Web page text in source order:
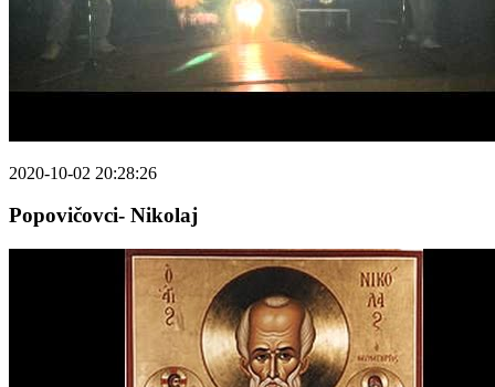
2020-10-02 20:28:26
Popovičovci- Nikolaj